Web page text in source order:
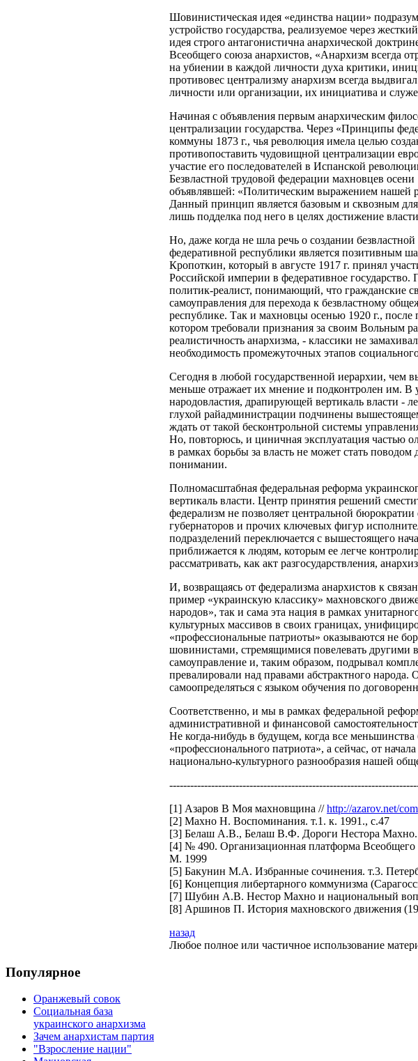
Шовинистическая идея «единства нации»
устройство государства, реализуемое через
идея строго антагонистична анархической
Всеобщего союза анархистов, «Анархизм всегда
на убиении в каждой личности духа критики,
противовес централизму анархизм всегда
личности или организации, их инициатива и
Начиная с объявления первым анархическим
централизации государства. Через «Принципы
коммуны 1873 г., чья революция имела целью
противопоставить чудовищной централизации
участие его последователей в Испанской
Безвластной трудовой федерации махновцев
объявлявшей: «Политическим выражением
Данный принцип является базовым и сквозным
лишь подделка под него в целях достижение
Но, даже когда не шла речь о создании
федеративной республики является позитивным
Кропоткин, который в августе 1917 г. принял
Российской империи в федеративное
политик-реалист, понимающий, что гражданские
самоуправления для перехода к безвластному
республике. Так и махновцы осенью 1920 г.,
котором требовали признания за своим Вольным
реалистичность анархизма, - классики не
необходимость промежуточных этапов
Сегодня в любой государственной иерархии, чем
меньше отражает их мнение и подконтролен им. В
народовластия, драпирующей вертикаль власти -
глухой райадминистрации подчинены
ждать от такой бесконтрольной системы
Но, повторюсь, и циничная эксплуатация частью
в рамках борьбы за власть не может стать
понимании.
Полномасштабная федеральная реформа
вертикаль власти. Центр принятия решений
федерализм не позволяет центральной
губернаторов и прочих ключевых фигур
подразделений переключается с вышестоящего
приближается к людям, которым ее легче
рассматривать, как акт разгосударствления,
И, возвращаясь от федерализма анархистов к
пример «украинскую классику» махновского
народов», так и сама эта нация в рамках
культурных массивов в своих границах,
«профессиональные патриоты» оказываются не
шовинистами, стремящимися повелевать другими
самоуправление и, таким образом, подрывал
превалировали над правами абстрактного народа.
самоопределяться с языком обучения по
Соответственно, и мы в рамках федеральной
административной и финансовой
Не когда-нибудь в будущем, когда все
«профессионального патриота», а сейчас, от
национально-культурного разнообразия нашей
[1] Азаров В Моя махновщина //http://azarov.net/
[2] Махно Н. Воспоминания. т.1. к. 1991., с.47
[3] Белаш А.В., Белаш В.Ф. Дороги Нестора Махно.
[4] № 490. Организационная платформа
М. 1999
[5] Бакунин М.А. Избранные сочинения. т.3.
[6] Концепция либертарного коммунизма
[7] Шубин А.В. Нестор Махно и национальный
[8] Аршинов П. История махновского движения
назад
Любое полное или частичное использование
Популярное
Оранжевый совок
Социальная база
украинского анархизма
Зачем анархистам партия
"Взросление нации"